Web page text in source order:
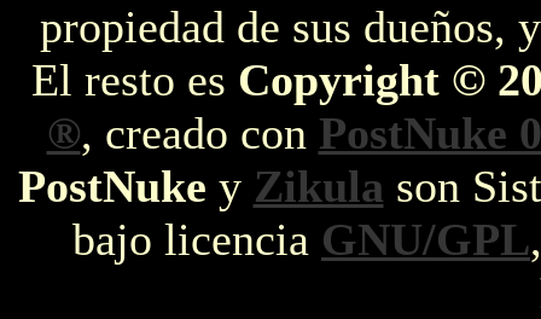
propiedad de sus dueños,
El resto es Copyright ©
®, creado con PostNuke
PostNuke y Zikula son
bajo licencia GNU/GPL